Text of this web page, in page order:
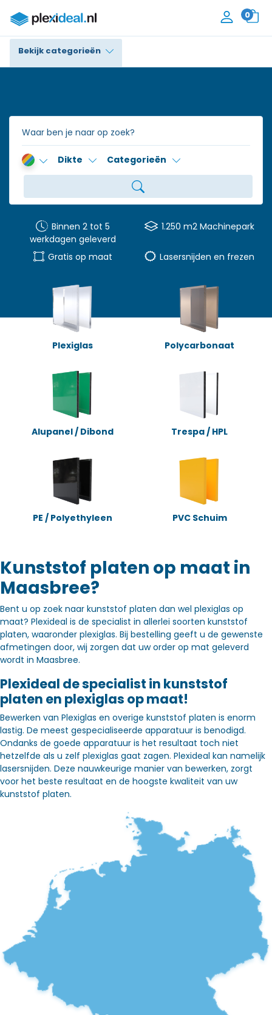
0
Bekijk categorieën
Trespa® / HPL
Alupanel / Dibond®
Accessoires
Dikte Categorieën
Binnen 2 tot 5
werkdagen geleverd
1.250 m2 Machinepark
Gratis op maat Lasersnijden en frezen
Plexiglas Polycarbonaat
Alupanel / Dibond Trespa / HPL
PE / Polyethyleen PVC Schuim
Kunststof platen op maat in
Maasbree?
Bent u op zoek naar kunststof platen dan wel plexiglas op
maat? Plexideal is de specialist in allerlei soorten kunststof
platen, waaronder plexiglas. Bij bestelling geeft u de gewenste
afmetingen door, wij zorgen dat uw order op mat geleverd
wordt in Maasbree.
Plexideal de specialist in kunststof
platen en plexiglas op maat!
Bewerken van Plexiglas en overige kunststof platen is enorm
lastig. De meest gespecialiseerde apparatuur is benodigd.
Ondanks de goede apparatuur is het resultaat toch niet
hetzelfde als u zelf plexiglas gaat zagen. Plexideal kan namelijk
lasersnijden. Deze nauwkeurige manier van bewerken, zorgt
voor het beste resultaat en de hoogste kwaliteit van uw
kunststof platen.